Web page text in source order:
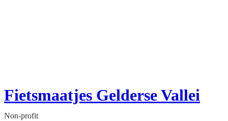
Fietsmaatjes Gelderse Vallei
Non-profit